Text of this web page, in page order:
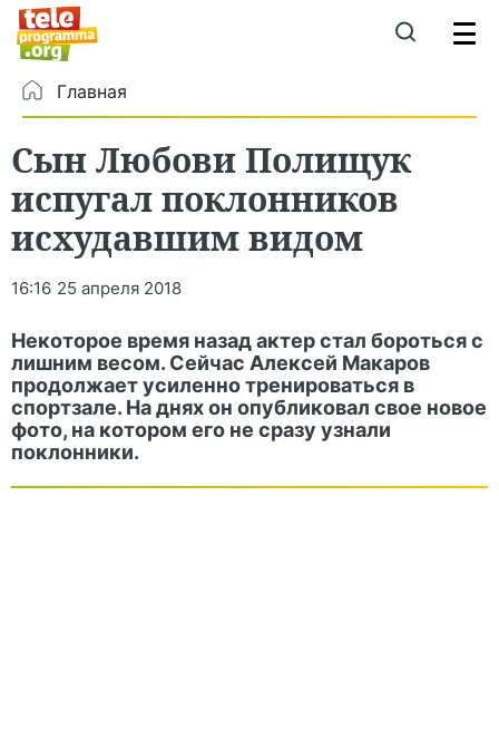
Главная
Сын Любови Полищук
испугал поклонников
исхудавшим видом
16:16 25 апреля 2018
Некоторое время назад актер стал бороться с
лишним весом. Сейчас Алексей Макаров
продолжает усиленно тренироваться в
спортзале. На днях он опубликовал свое новое
фото, на котором его не сразу узнали
поклонники.